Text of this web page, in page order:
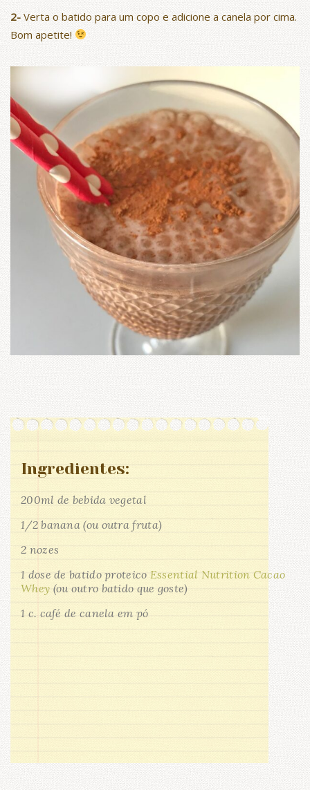
2- Verta o batido para um copo e adicione a canela por cima.
Bom apetite!
Ingredientes:
200ml de bebida vegetal
1/2 banana (ou outra fruta)
2 nozes
1 dose de batido proteico Essential Nutrition Cacao
Whey (ou outro batido que goste)
1 c. café de canela em pó